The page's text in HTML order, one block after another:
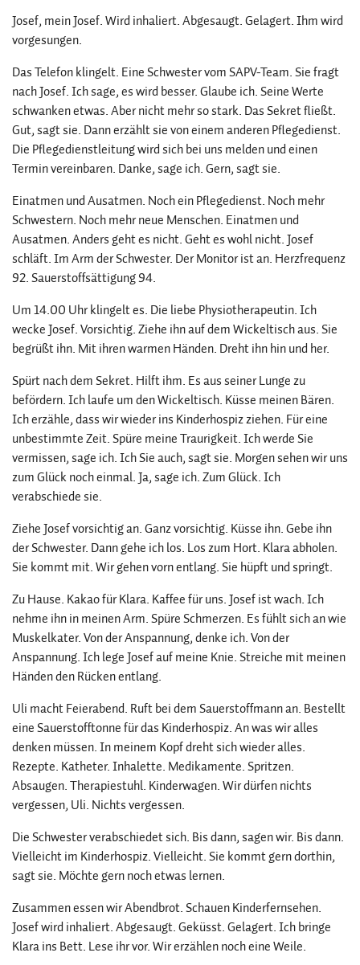
Josef, mein Josef. Wird inhaliert. Abgesaugt. Gelagert. Ihm wird
vorgesungen.
Das Telefon klingelt. Eine Schwester vom SAPV-Team. Sie fragt
nach Josef. Ich sage, es wird besser. Glaube ich. Seine Werte
schwanken etwas. Aber nicht mehr so stark. Das Sekret fließt.
Gut, sagt sie. Dann erzählt sie von einem anderen Pflegedienst.
Die Pflegedienstleitung wird sich bei uns melden und einen
Termin vereinbaren. Danke, sage ich. Gern, sagt sie.
Einatmen und Ausatmen. Noch ein Pflegedienst. Noch mehr
Schwestern. Noch mehr neue Menschen. Einatmen und
Ausatmen. Anders geht es nicht. Geht es wohl nicht. Josef
schläft. Im Arm der Schwester. Der Monitor ist an. Herzfrequenz
92. Sauerstoffsättigung 94.
Um 14.00 Uhr klingelt es. Die liebe Physiotherapeutin. Ich
wecke Josef. Vorsichtig. Ziehe ihn auf dem Wickeltisch aus. Sie
begrüßt ihn. Mit ihren warmen Händen. Dreht ihn hin und her.
Spürt nach dem Sekret. Hilft ihm. Es aus seiner Lunge zu
befördern. Ich laufe um den Wickeltisch. Küsse meinen Bären.
Ich erzähle, dass wir wieder ins Kinderhospiz ziehen. Für eine
unbestimmte Zeit. Spüre meine Traurigkeit. Ich werde Sie
vermissen, sage ich. Ich Sie auch, sagt sie. Morgen sehen wir uns
zum Glück noch einmal. Ja, sage ich. Zum Glück. Ich
verabschiede sie.
Ziehe Josef vorsichtig an. Ganz vorsichtig. Küsse ihn. Gebe ihn
der Schwester. Dann gehe ich los. Los zum Hort. Klara abholen.
Sie kommt mit. Wir gehen vorn entlang. Sie hüpft und springt.
Zu Hause. Kakao für Klara. Kaffee für uns. Josef ist wach. Ich
nehme ihn in meinen Arm. Spüre Schmerzen. Es fühlt sich an wie
Muskelkater. Von der Anspannung, denke ich. Von der
Anspannung. Ich lege Josef auf meine Knie. Streiche mit meinen
Händen den Rücken entlang.
Uli macht Feierabend. Ruft bei dem Sauerstoffmann an. Bestellt
eine Sauerstofftonne für das Kinderhospiz. An was wir alles
denken müssen. In meinem Kopf dreht sich wieder alles.
Rezepte. Katheter. Inhalette. Medikamente. Spritzen.
Absaugen. Therapiestuhl. Kinderwagen. Wir dürfen nichts
vergessen, Uli. Nichts vergessen.
Die Schwester verabschiedet sich. Bis dann, sagen wir. Bis dann.
Vielleicht im Kinderhospiz. Vielleicht. Sie kommt gern dorthin,
sagt sie. Möchte gern noch etwas lernen.
Zusammen essen wir Abendbrot. Schauen Kinderfernsehen.
Josef wird inhaliert. Abgesaugt. Geküsst. Gelagert. Ich bringe
Klara ins Bett. Lese ihr vor. Wir erzählen noch eine Weile.